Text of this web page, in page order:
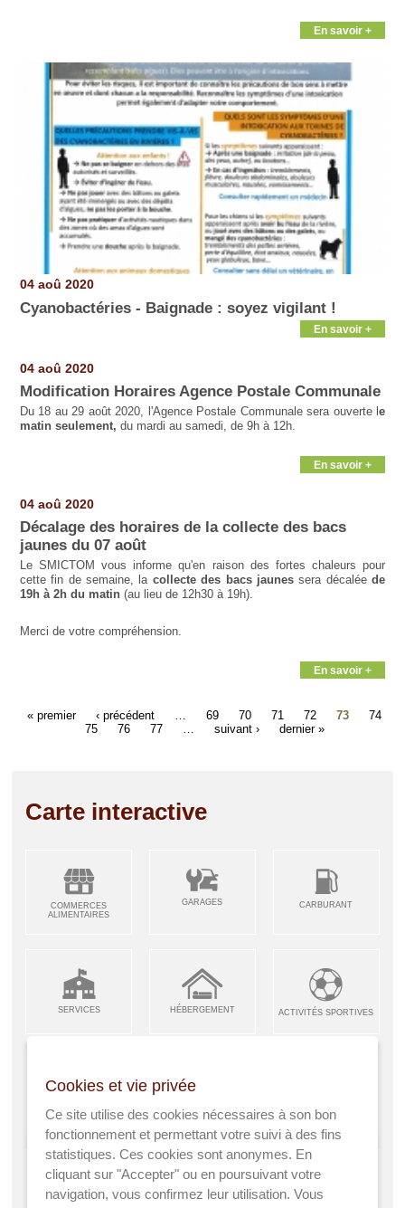
En savoir +
04 aoû 2020
Cyanobactéries - Baignade : soyez vigilant !
En savoir +
04 aoû 2020
Modification Horaires Agence Postale Communale
Du 18 au 29 août 2020, l'Agence Postale Communale sera ouverte le
matin seulement, du mardi au samedi, de 9h à 12h.
En savoir +
04 aoû 2020
Décalage des horaires de la collecte des bacs
jaunes du 07 août
Le SMICTOM vous informe qu'en raison des fortes chaleurs pour
cette fin de semaine, la collecte des bacs jaunessera décaléede
19h à 2h du matin(au lieu de 12h30 à 19h).
Merci de votre compréhension.
En savoir +
« premier ‹ précédent 69 70 71 72 73
74
75
76 77 suivant › dernier »
Carte interactive
COMMERCES
ALIMENTAIRES
GARAGES CARBURANT
SERVICES HÉBERGEMENT ACTIVITÉS SPORTIVES
ARTISANS &
INDUSTRIES
RESTAURANTS CAFÉS ENFANCE JEUNESSE
Cookies et vie privée
Ce site utilise des cookies nécessaires à son bon
fonctionnement et permettant votre suivi à des fins
statistiques. Ces cookies sont anonymes. En
cliquant sur "Accepter" ou en poursuivant votre
navigation, vous confirmez leur utilisation. Vous